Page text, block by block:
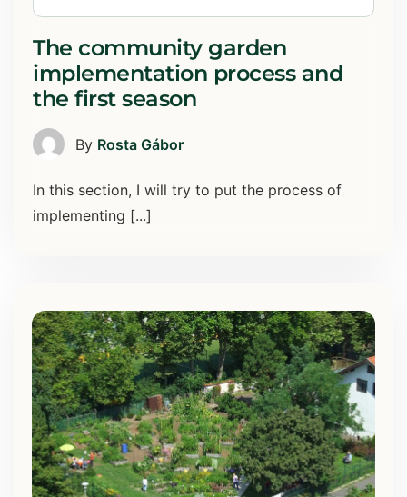
The community garden
implementation process and
the first season
By Rosta Gábor
In this section, I will try to put the process of
implementing [...]